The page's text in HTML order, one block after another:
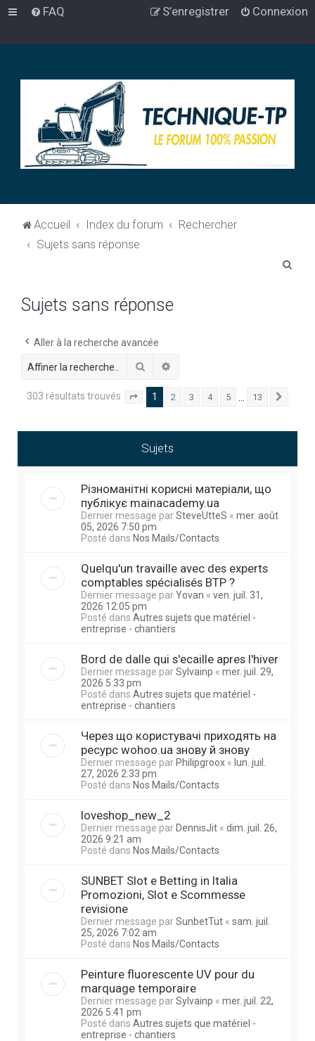
FAQ Connexion
S’enregistrer
Accueil Index du forum
Rechercher
Sujets sans réponse
Sujets sans réponse
Aller à la recherche avancée
Rechercher
303 résultats trouvés Page sur 13
1 2 3 4 5 13
Sujets
Різноманітні корисні матеріали, що
публікує mainacademy.ua
Dernier message parSteveUtteS « mer. août
05, 2026 7:50 pm
Posté dans Nos Mails/Contacts
Quelqu'un travaille avec des experts
comptables spécialisés BTP ?
Dernier message parYovan « ven. juil. 31,
2026 12:05 pm
Posté dans Autres sujets que matériel -
entreprise - chantiers
Bord de dalle qui s'ecaille apres l'hiver
Dernier message parSylvainp « mer. juil. 29,
2026 5:33 pm
Posté dans Autres sujets que matériel -
entreprise - chantiers
Через що користувачі приходять на
ресурс wohoo.ua знову й знову
Dernier message par Philipgroox « lun. juil.
27, 2026 2:33 pm
Posté dans Nos Mails/Contacts
loveshop_new_2
Dernier message par DennisJit « dim. juil. 26,
2026 9:21 am
Posté dans Nos Mails/Contacts
SUNBET Slot e Betting in Italia
Promozioni, Slot e Scommesse
revisione
Dernier message parSunbetTut « sam. juil.
25, 2026 7:02 am
Posté dans Nos Mails/Contacts
Peinture fluorescente UV pour du
marquage temporaire
Dernier message parSylvainp « mer. juil. 22,
2026 5:41 pm
Posté dans Autres sujets que matériel -
entreprise - chantiers